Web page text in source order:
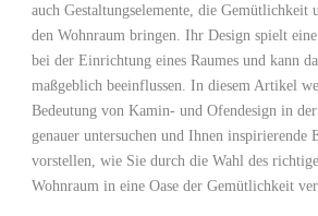
auch Gestaltungselemente, die Gemütlichkeit
den Wohnraum bringen. Ihr Design spielt
bei der Einrichtung eines Raumes und kann
maßgeblich beeinflussen. In diesem Artikel
Bedeutung von Kamin- und Ofendesign in
genauer untersuchen und Ihnen inspirierende
vorstellen, wie Sie durch die Wahl des
Wohnraum in eine Oase der Gemütlichkeit